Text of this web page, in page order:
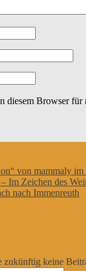
diesem Browser für
von mammaly im
Im Zeichen des
nach Immenreuth
zukünftig keine